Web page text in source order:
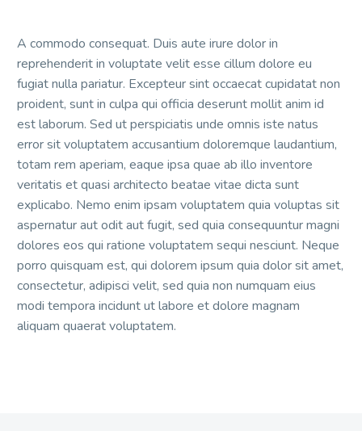
A commodo consequat. Duis aute irure dolor in
reprehenderit in voluptate velit esse cillum dolore eu
fugiat nulla pariatur. Excepteur sint occaecat cupidatat non
proident, sunt in culpa qui officia deserunt mollit anim id
est laborum. Sed ut perspiciatis unde omnis iste natus
error sit voluptatem accusantium doloremque laudantium,
totam rem aperiam, eaque ipsa quae ab illo inventore
veritatis et quasi architecto beatae vitae dicta sunt
explicabo. Nemo enim ipsam voluptatem quia voluptas sit
aspernatur aut odit aut fugit, sed quia consequuntur magni
dolores eos qui ratione voluptatem sequi nesciunt. Neque
porro quisquam est, qui dolorem ipsum quia dolor sit amet,
consectetur, adipisci velit, sed quia non numquam eius
modi tempora incidunt ut labore et dolore magnam
aliquam quaerat voluptatem.